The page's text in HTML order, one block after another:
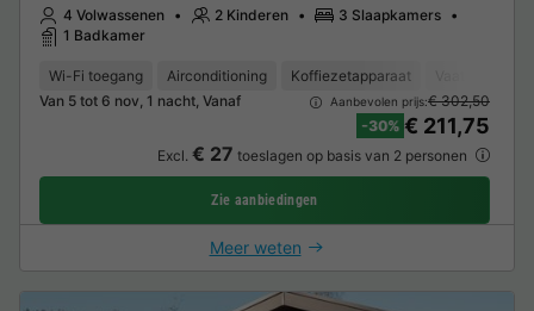
4 Volwassenen 2 Kinderen
3 Slaapkamers
1 Badkamer
Wi-Fi toegang Airconditioning Koffiezetapparaat
Van 5 tot 6 nov, 1 nacht, Vanaf
Aanbevolen prijs:€ 302,50
-30% € 211,75
Excl. € 27 toeslagen op basis van 2 personen
Zie aanbiedingen
Meer weten